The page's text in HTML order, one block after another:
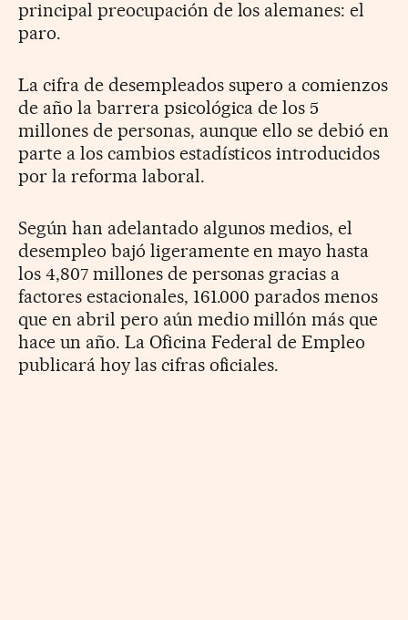
principal preocupación de los alemanes: el
paro.
La cifra de desempleados supero a comienzos
de año la barrera psicológica de los 5
millones de personas, aunque ello se debió en
parte a los cambios estadísticos introducidos
por la reforma laboral.
Según han adelantado algunos medios, el
desempleo bajó ligeramente en mayo hasta
los 4,807 millones de personas gracias a
factores estacionales, 161.000 parados menos
que en abril pero aún medio millón más que
hace un año. La Oficina Federal de Empleo
publicará hoy las cifras oficiales.